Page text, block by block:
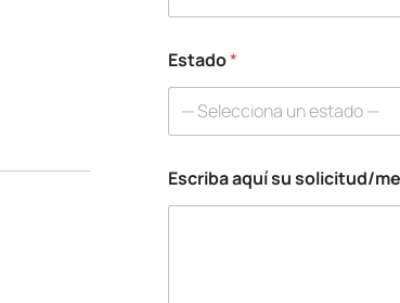
Estado*
— Selecciona un estado —
*
E
Escriba aquí su solicitud/